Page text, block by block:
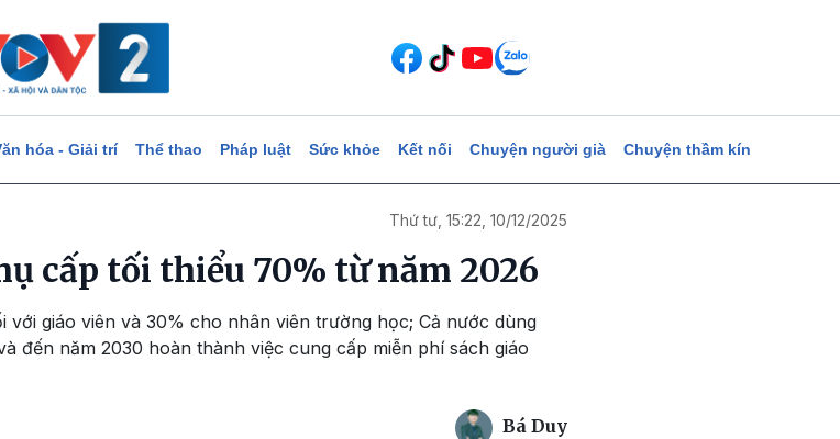
hóa - Giải trí Thể thao Pháp luật Sức khỏe Kết nối Chuyện người già Chuyện thầm kín
Thứ tư, 15:22, 10/12/2025
cấp tối thiểu 70% từ năm 2026
với giáo viên và 30% cho nhân viên trường học; Cả nước dùng
đến năm 2030 hoàn thành việc cung cấp miễn phí sách giáo
Bá Duy